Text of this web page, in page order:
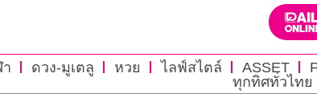
ดวง-มูเตลู หวย ไลฟ์สไตล์ ASSET
ทุกทิศทั่วไทย